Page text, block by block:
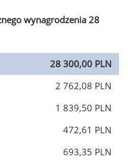
wynagrodzenia 28
28 300,00 PLN
2 762,08 PLN
1 839,50 PLN
472,61 PLN
693,35 PLN